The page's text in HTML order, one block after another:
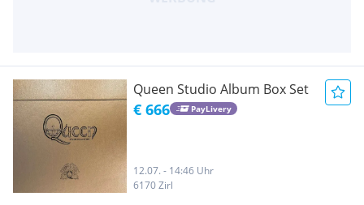
Queen Studio Album Box Set
€ 666 PayLivery
12.07. - 14:46 Uhr
6170 Zirl